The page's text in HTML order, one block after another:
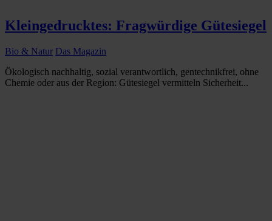
Kleingedrucktes: Fragwürdige Gütesiegel
Bio & Natur Das Magazin
Ökologisch nachhaltig, sozial verantwortlich, gentechnikfrei, ohne
Chemie oder aus der Region: Gütesiegel vermitteln Sicherheit...